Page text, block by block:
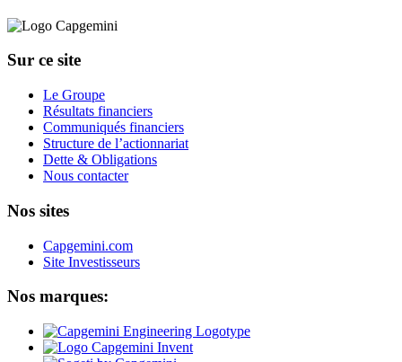
Sur ce site
Le Groupe
Résultats financiers
Communiqués financiers
Structure de l’actionnariat
Dette & Obligations
Nous contacter
Nos sites
Capgemini.com
Site Investisseurs
Nos marques: